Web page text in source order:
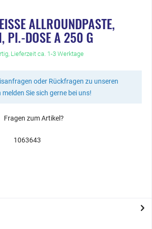
ALLROUNDPASTE, M
PI.-DOSE A 250 G
Lieferzeit ca. 1-3 Werktage
oder Rückfragen zu unseren
melden Sie sich gerne bei uns!
Fragen zum Artikel?
1063643